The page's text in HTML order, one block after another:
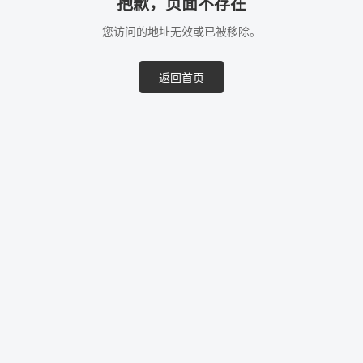
抱歉，页面不存在
您访问的地址无效或已被移除。
返回首页